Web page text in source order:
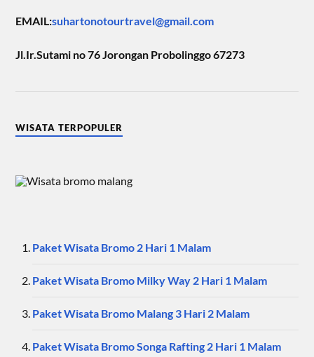
EMAIL:suhartonotourtravel@gmail.com
Jl.Ir.Sutami no 76 Jorongan Probolinggo 67273
WISATA TERPOPULER
Paket Wisata Bromo 2 Hari 1 Malam
Paket Wisata Bromo Milky Way 2 Hari 1 Malam
Paket Wisata Bromo Malang 3 Hari 2 Malam
Paket Wisata Bromo Songa Rafting 2 Hari 1 Malam